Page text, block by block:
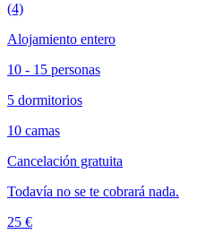
(4)
Alojamiento entero
10 - 15 personas
5 dormitorios
10 camas
Cancelación gratuita
Todavía no se te cobrará nada.
25 €